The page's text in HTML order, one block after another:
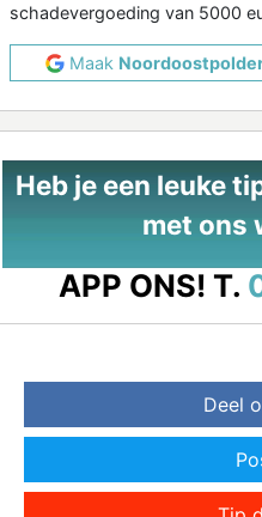
schadevergoeding van 5000
Maak
Heb je een leuke
met ons
APP ONS! T.
Deel